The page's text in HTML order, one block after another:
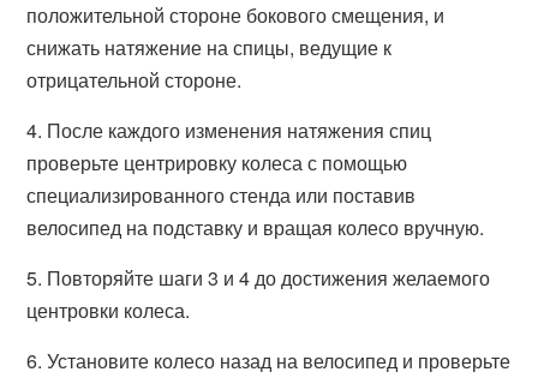
положительной стороне бокового смещения, и
снижать натяжение на спицы, ведущие к
отрицательной стороне.
4. После каждого изменения натяжения спиц
проверьте центрировку колеса с помощью
специализированного стенда или поставив
велосипед на подставку и вращая колесо вручную.
5. Повторяйте шаги 3 и 4 до достижения желаемого
центровки колеса.
6. Установите колесо назад на велосипед и проверьте